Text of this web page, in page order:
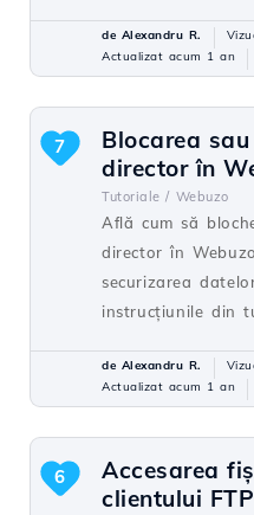
de Alexandru R.
Actualizat acum 1 an
Blocarea
director în
Tutoriale / Webuzo
Află cum să
director în
securizarea
instrucțiunile din
7
de Alexandru R.
Actualizat acum 1 an
Accesarea
clientului
6